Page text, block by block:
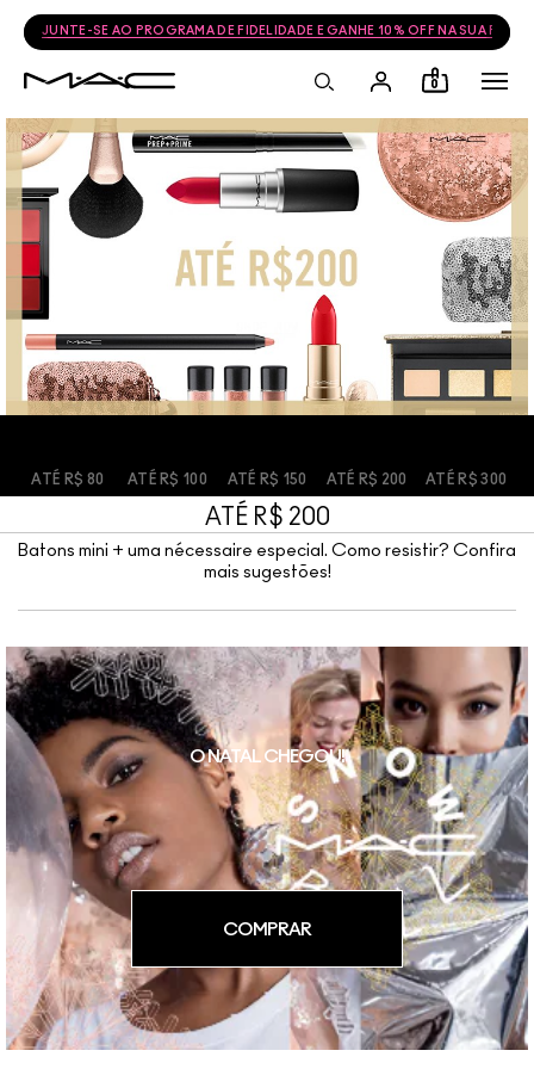
JUNTE-SE AO PROGRAMA DE FIDELIDADE E GANHE 10% OFF NA SUA
0
ATÉ R$ 80 ATÉ R$ 100 ATÉ R$ 150 ATÉ R$ 200 ATÉ R$ 300
ATÉ R$ 200
Batons mini + uma nécessaire especial. Como resistir? Confira
mais sugestões!
O NATAL CHEGOU!
COMPRAR